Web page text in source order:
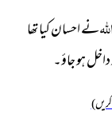
نے احسان کیا تھا
ہو جاؤ۔